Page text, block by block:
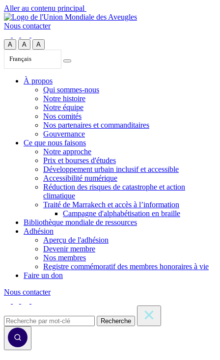
Aller au contenu principal
Nous contacter
A A
A
Français
À propos
Qui sommes-nous
Notre histoire
Notre équipe
Nos comités
Nos partenaires et commanditaires
Gouvernance
Ce que nous faisons
Notre approche
Prix et bourses d'études
Développement urbain inclusif et accessible
Accessibilité numérique
Réduction des risques de catastrophe et action
climatique
Traité de Marrakech et accès à l’information
Campagne d'alphabétisation en braille
Bibliothèque mondiale de ressources
Adhésion
Aperçu de l'adhésion
Devenir membre
Nos membres
Registre commémoratif des membres honoraires à vie
Faire un don
Nous contacter
Recherche